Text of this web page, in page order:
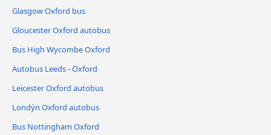
Glasgow Oxford bus
Gloucester Oxford autobus
Bus High Wycombe Oxford
Autobus Leeds - Oxford
Leicester Oxford autobus
Londýn Oxford autobus
Bus Nottingham Oxford